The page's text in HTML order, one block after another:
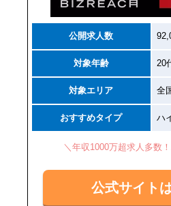
公開求人数
対象年齢 20
対象エリア 全
おすすめタイプ ハ
＼年収1000万超求人多数
公式サイト